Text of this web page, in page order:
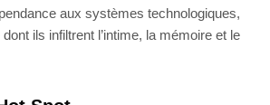
aux systèmes technologiques,
ils infiltrent l’intime, la mémoire et le